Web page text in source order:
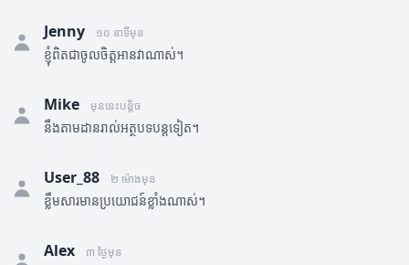
Jenny ១០ នាទីមុន
ខ្ញុំពិតជាចូលចិត្តអានវាណាស់។
Mike មុននេះបន្តិច
នឹងតាមដានរាល់អត្ថបទបន្តទៀត។
User_88 ២ ម៉ោងមុន
ខ្លឹមសារមានប្រយោជន៍ខ្លាំងណាស់។
Alex ៣ ថ្ងៃមុន